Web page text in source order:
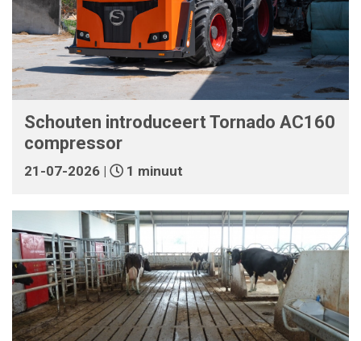
Schouten introduceert Tornado AC160
compressor
21-07-2026 | 1 minuut